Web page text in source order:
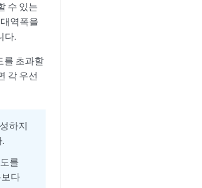
수 있는
역폭을
다.
를 초과할
각 우선
하지
를
다